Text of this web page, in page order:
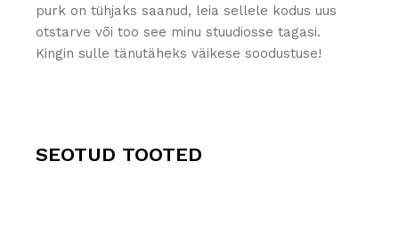
purk on tühjaks saanud, leia sellele kodus uus
otstarve või too see minu stuudiosse tagasi.
Kingin sulle tänutäheks väikese soodustuse!
SEOTUD TOOTED